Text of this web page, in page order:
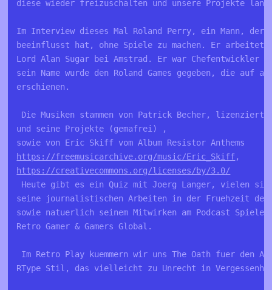
diese wieder freizuschalten und unsere Projekte
Im Interview dieses Mal Roland Perry, ein Mann,
beeinflusst hat, ohne Spiele zu machen. Er arbeitete
Lord Alan Sugar bei Amstrad. Er war Chefentwickler
sein Name wurde den Roland Games gegeben, die auf
erschienen.
Die Musiken stammen von Patrick Becher, lizenziert
und seine Projekte (gemafrei) ,
https://freemusicarchive.org/music/Eric_Skiff
https://creativecommons.org/licenses/by/3.0/
Heute gibt es ein Quiz mit Joerg Langer, vielen
seine journalistischen Arbeiten in der Fruehzeit
sowie natuerlich seinem Mitwirken am Podcast
Retro Gamer & Gamers Global.
Im Retro Play kuemmern wir uns The Oath fuer den
RType Stil, das vielleicht zu Unrecht in